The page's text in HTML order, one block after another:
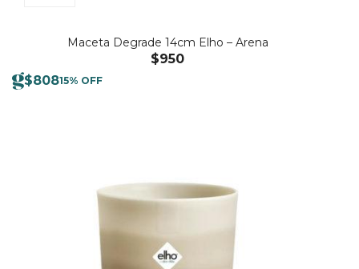
Maceta Degrade 14cm Elho – Arena
$950
$80815% OFF